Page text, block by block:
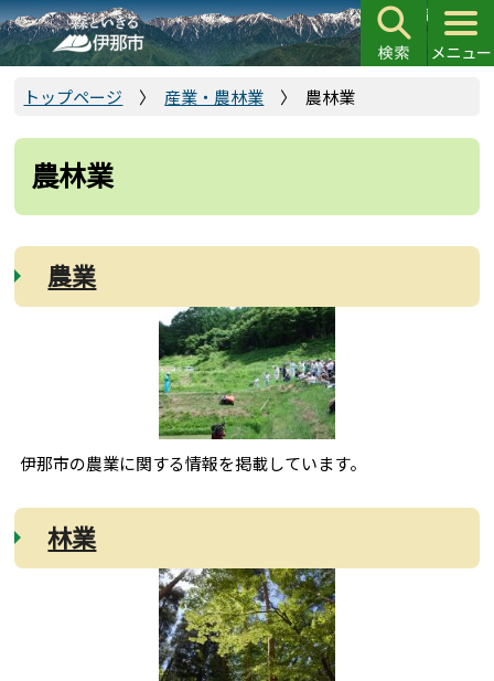
こ
の
ペ
の
頭
トップページ 産業・農林業 農林業
農林業
農業
伊那市の農業に関する情報を掲載しています。
林業